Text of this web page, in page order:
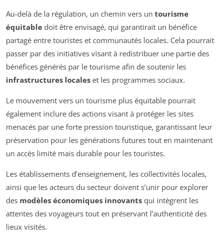
Au-delà de la régulation, un chemin vers un tourisme
équitable doit être envisagé, qui garantirait un bénéfice
partagé entre touristes et communautés locales. Cela pourrait
passer par des initiatives visant à redistribuer une partie des
bénéfices générés par le tourisme afin de soutenir les
infrastructures locales et les programmes sociaux.
Le mouvement vers un tourisme plus équitable pourrait
également inclure des actions visant à protéger les sites
menacés par une forte pression touristique, garantissant leur
préservation pour les générations futures tout en maintenant
un accès limité mais durable pour les touristes.
Les établissements d’enseignement, les collectivités locales,
ainsi que les acteurs du secteur doivent s’unir pour explorer
des modèles économiques innovants qui intègrent les
attentes des voyageurs tout en préservant l’authenticité des
lieux visités.